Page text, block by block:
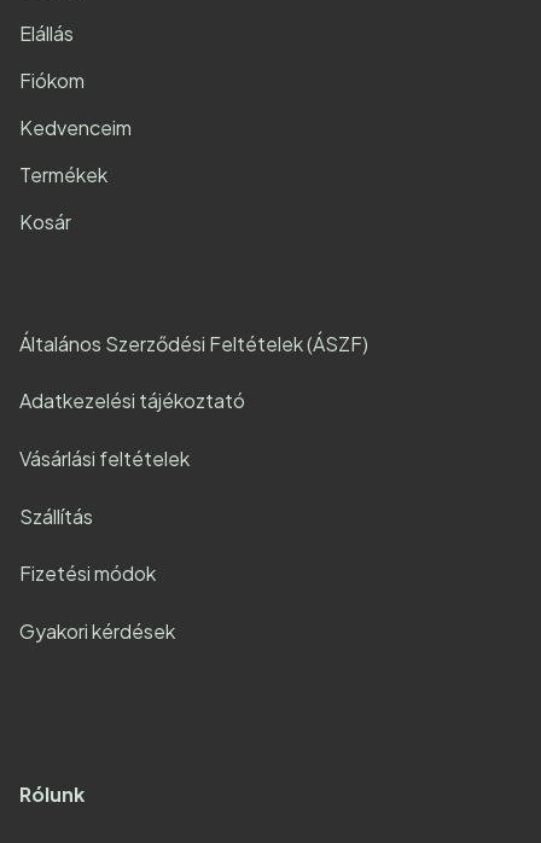
Elállás
Fiókom
Kedvenceim
Termékek
Kosár
Általános Szerződési Feltételek (ÁSZF)
Adatkezelési tájékoztató
Vásárlási feltételek
Szállítás
Fizetési módok
Gyakori kérdések
Rólunk